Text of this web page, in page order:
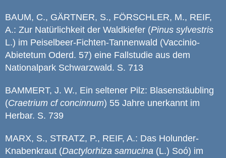
BAUM, C., GÄRTNER, S., FÖRSCHLER, M., REIF,
A.: Zur Natürlichkeit der Waldkiefer (Pinus sylvestris
L.) im Peiselbeer-Fichten-Tannenwald (Vaccinio-
Abietetum Oderd. 57) eine Fallstudie aus dem
Nationalpark Schwarzwald. S. 713
BAMMERT, J. W., Ein seltener Pilz: Blasenstäubling
(Craetrium cf concinnum) 55 Jahre unerkannt im
Herbar. S. 739
MARX, S., STRATZ, P., REIF, A.: Das Holunder-
Knabenkraut (Dactylorhiza samucina (L.) Soó) im